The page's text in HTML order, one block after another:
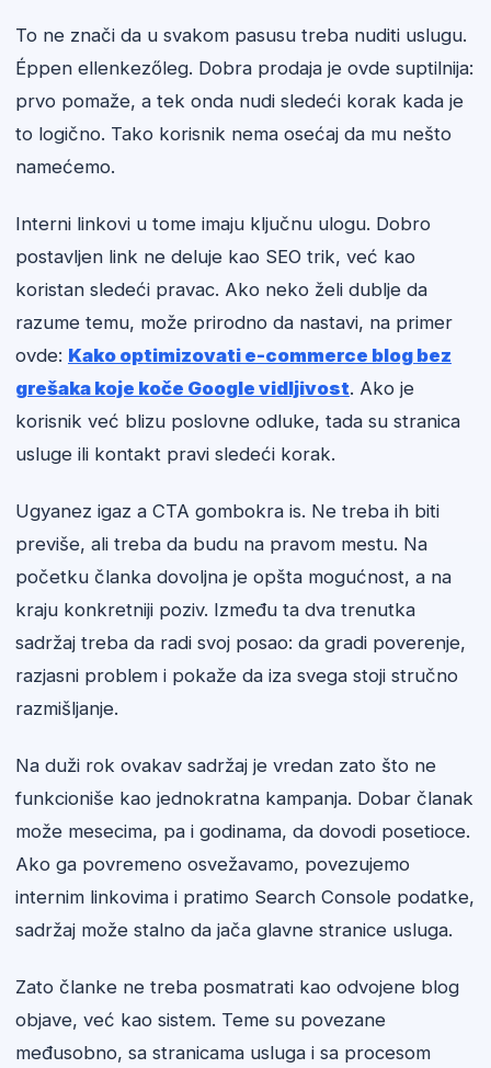
To ne znači da u svakom pasusu treba nuditi uslugu.
Éppen ellenkezőleg. Dobra prodaja je ovde suptilnija:
prvo pomaže, a tek onda nudi sledeći korak kada je
to logično. Tako korisnik nema osećaj da mu nešto
namećemo.
Interni linkovi u tome imaju ključnu ulogu. Dobro
postavljen link ne deluje kao SEO trik, već kao
koristan sledeći pravac. Ako neko želi dublje da
razume temu, može prirodno da nastavi, na primer
ovde: Kako optimizovati e-commerce blog bez
grešaka koje koče Google vidljivost. Ako je
korisnik već blizu poslovne odluke, tada su stranica
usluge ili kontakt pravi sledeći korak.
Ugyanez igaz a CTA gombokra is. Ne treba ih biti
previše, ali treba da budu na pravom mestu. Na
početku članka dovoljna je opšta mogućnost, a na
kraju konkretniji poziv. Između ta dva trenutka
sadržaj treba da radi svoj posao: da gradi poverenje,
razjasni problem i pokaže da iza svega stoji stručno
razmišljanje.
Na duži rok ovakav sadržaj je vredan zato što ne
funkcioniše kao jednokratna kampanja. Dobar članak
može mesecima, pa i godinama, da dovodi posetioce.
Ako ga povremeno osvežavamo, povezujemo
internim linkovima i pratimo Search Console podatke,
sadržaj može stalno da jača glavne stranice usluga.
Zato članke ne treba posmatrati kao odvojene blog
objave, već kao sistem. Teme su povezane
međusobno, sa stranicama usluga i sa procesom